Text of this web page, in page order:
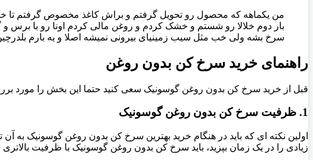
من یکماهه که محصول رو تحویل گرفتم و براش کاغذ مخصوص گرفتم تا
بار دوم خلالا رو شستم و خشک کردم و روغن مالی کردم اونا رو با برس
سرخ بشه ولی خب مثل سیب زمینیای بیرونی نمیشه اصلا و یه بارم
راهنمای خرید سرخ کن بدون روغن
قبل از خرید سرخ کن بدون روغن گوسونیک سعی کنید حتما این بخش را مورد
1. ظرفیت سرخ کن بدون روغن گوسونیک
اولین نکته ای که باید در هنگام خرید بهترین سرخ کن بدون روغن گوسونیک
زیادی را در یک زمان بپزید، باید سرخ کن بدون روغن گوسونیک با ظرفیت بالاتری